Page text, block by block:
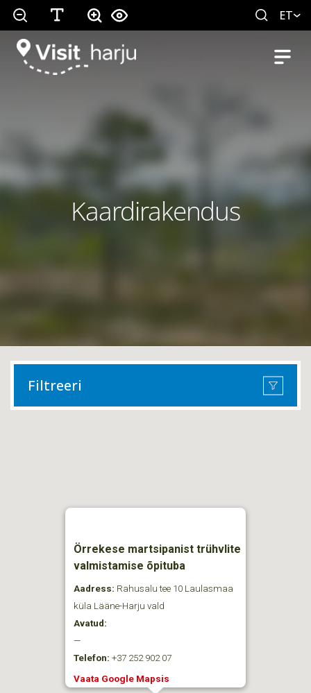
ET
Kaardirakendus
Filtreeri
Örrekese martsipanist trühvlite
valmistamise õpituba
Aadress: Rahusalu tee 10 Laulasmaa
küla Lääne-Harju vald
Avatud:
—
Telefon: +37 252 902 07
Vaata Google Mapsis